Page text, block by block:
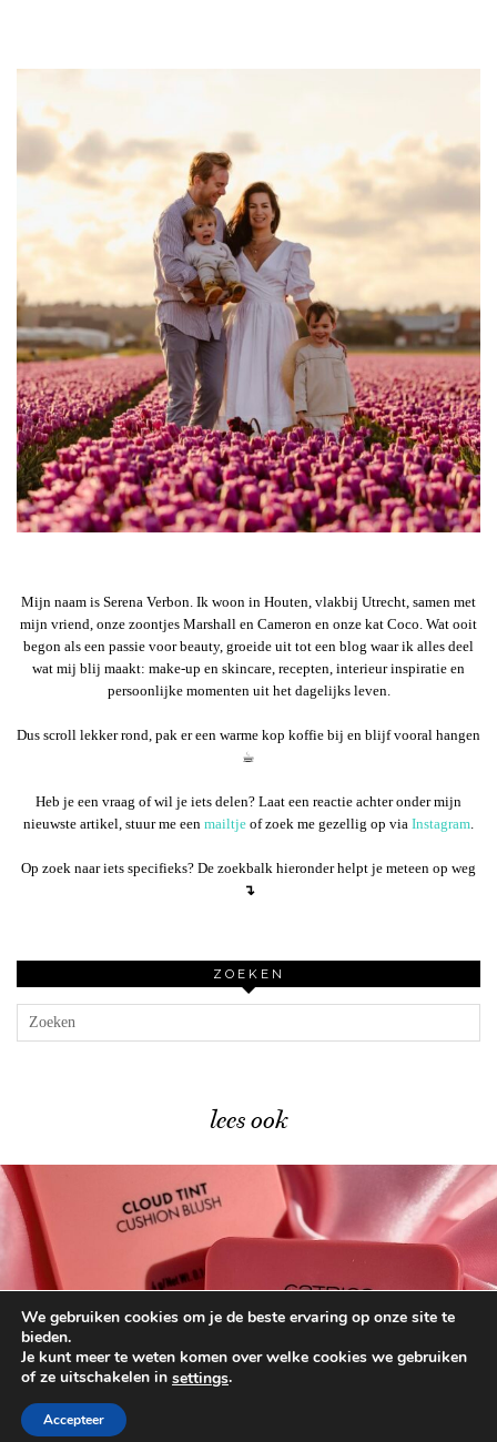
Mijn naam is Serena Verbon. Ik woon in Houten, vlakbij Utrecht, samen met
mijn vriend, onze zoontjes Marshall en Cameron en onze kat Coco. Wat ooit
begon als een passie voor beauty, groeide uit tot een blog waar ik alles deel
wat mij blij maakt: make-up en skincare, recepten, interieur inspiratie en
persoonlijke momenten uit het dagelijks leven.
Dus scroll lekker rond, pak er een warme kop koffie bij en blijf vooral hangen
☕︎
Heb je een vraag of wil je iets delen? Laat een reactie achter onder mijn
nieuwste artikel, stuur me een mailtje of zoek me gezellig op via Instagram.
Op zoek naar iets specifieks? De zoekbalk hieronder helpt je meteen op weg
↴
ZOEKEN
lees ook
Catrice Trend Drop Glass …
We gebruiken cookies om je de beste ervaring op onze site te
bieden.
Je kunt meer te weten komen over welke cookies we gebruiken
of ze uitschakelen in settings.
Accepteer